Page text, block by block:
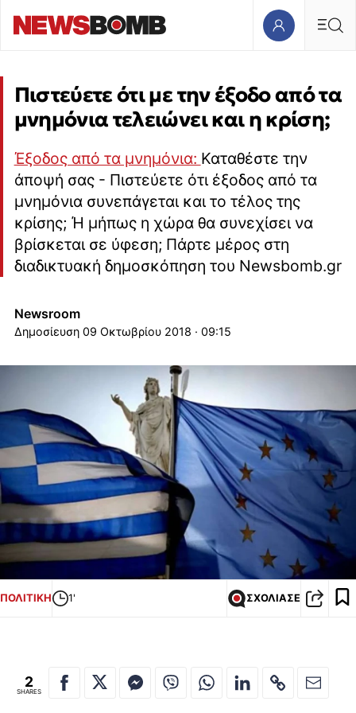
Πιστεύετε ότι με την έξοδο από τα
μνημόνια τελειώνει και η κρίση;
Έξοδος από τα μνημόνια: Καταθέστε την
άποψή σας - Πιστεύετε ότι έξοδος από τα
μνημόνια συνεπάγεται και το τέλος της
κρίσης; Ή μήπως η χώρα θα συνεχίσει να
βρίσκεται σε ύφεση; Πάρτε μέρος στη
διαδικτυακή δημοσκόπηση του Newsbomb.gr
Newsroom
09 Οκτωβρίου 2018 · 09:15
ΠΟΛΙΤΙΚΗ 1' ΣΧΟΛΙΑΣΕ
2
SHARES